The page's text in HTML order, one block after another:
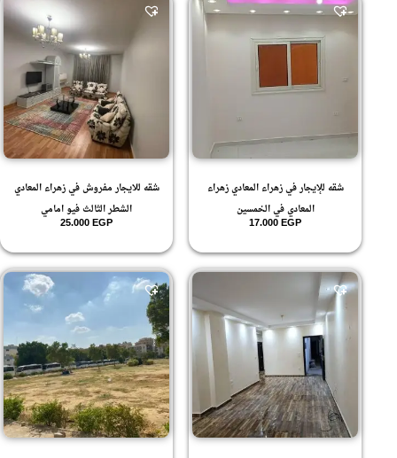
شقه للإيجار في زهراء المعادي زهراء
المعادي في الخمسين
17.000EGP
شقه للايجار مفروش في زهراء المعادي
الشطر الثالث فيو امامي
25.000EGP